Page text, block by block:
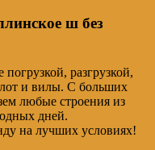
ш без
разгрузкой,
и вилы. С больших
любые строения из
дней.
на лучших условиях!